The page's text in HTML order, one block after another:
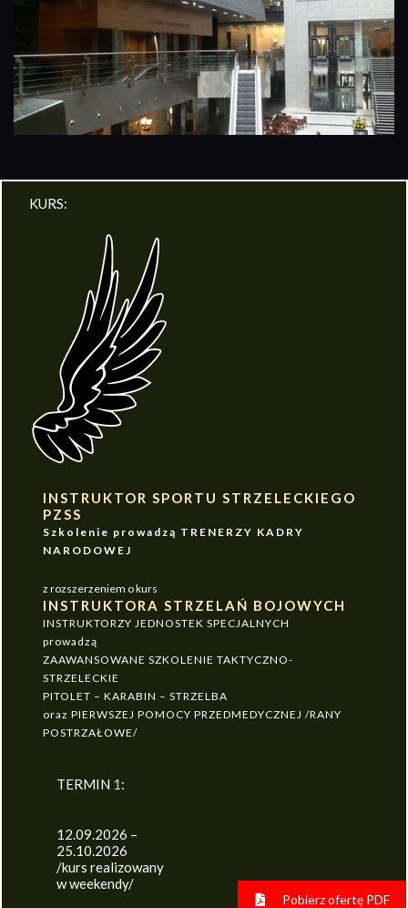
KURS:
INSTRUKTOR SPORTU STRZELECKIEGO
PZSS
Szkolenie prowadzą TRENERZY KADRY
NARODOWEJ
z rozszerzeniem o kurs
INSTRUKTORA STRZELAŃ BOJOWYCH
INSTRUKTORZY JEDNOSTEK SPECJALNYCH
prowadzą
ZAAWANSOWANE SZKOLENIE TAKTYCZNO-
STRZELECKIE
PITOLET – KARABIN – STRZELBA
oraz PIERWSZEJ POMOCY PRZEDMEDYCZNEJ /RANY
POSTRZAŁOWE/
TERMIN 1:
12.09.2026 –
25.10.2026
/kurs realizowany
w weekendy/
Pobierz ofertę PDF